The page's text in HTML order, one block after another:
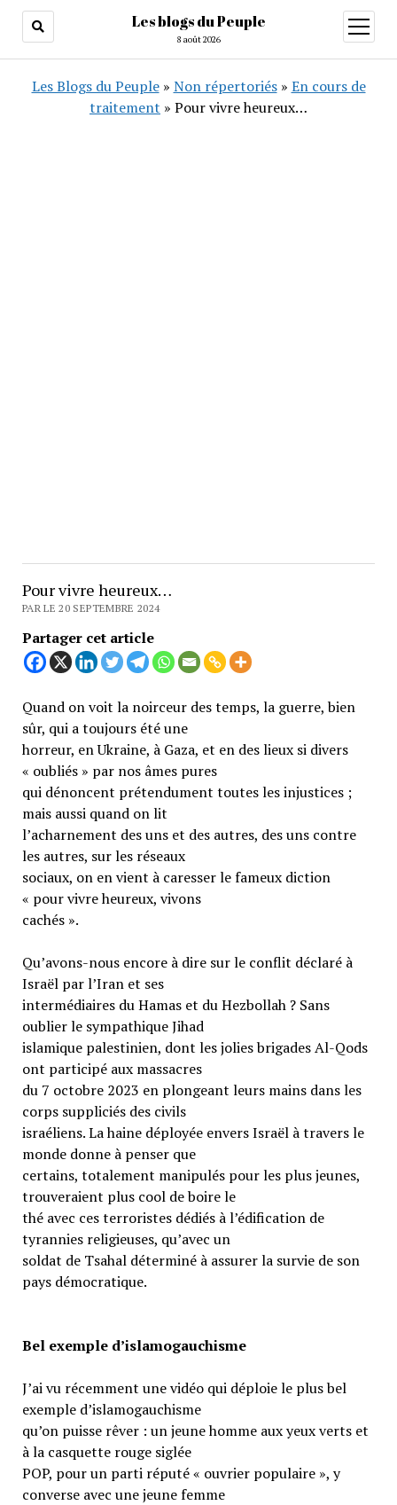
Les blogs du Peuple
8 août 2026
ouvrir
menu
Les Blogs du Peuple» Non répertoriés» En cours de
traitement » Pour vivre heureux…
Pour vivre heureux…
PAR LE 20 SEPTEMBRE 2024
Partager cet article
Quand on voit la noirceur des temps, la guerre, bien
sûr, qui a toujours été une
horreur, en Ukraine, à Gaza, et en des lieux si divers
« oubliés » par nos âmes pures
qui dénoncent prétendument toutes les injustices ;
mais aussi quand on lit
l’acharnement des uns et des autres, des uns contre
les autres, sur les réseaux
sociaux, on en vient à caresser le fameux diction
« pour vivre heureux, vivons
cachés ».
Qu’avons-nous encore à dire sur le conflit déclaré à
Israël par l’Iran et ses
intermédiaires du Hamas et du Hezbollah ? Sans
oublier le sympathique Jihad
islamique palestinien, dont les jolies brigades Al-Qods
ont participé aux massacres
du 7 octobre 2023 en plongeant leurs mains dans les
corps suppliciés des civils
israéliens. La haine déployée envers Israël à travers le
monde donne à penser que
certains, totalement manipulés pour les plus jeunes,
trouveraient plus cool de boire le
thé avec ces terroristes dédiés à l’édification de
tyrannies religieuses, qu’avec un
soldat de Tsahal déterminé à assurer la survie de son
pays démocratique.
Bel exemple d’islamogauchisme
J’ai vu récemment une vidéo qui déploie le plus bel
exemple d’islamogauchisme
qu’on puisse rêver : un jeune homme aux yeux verts et
à la casquette rouge siglée
POP, pour un parti réputé « ouvrier populaire », y
converse avec une jeune femme